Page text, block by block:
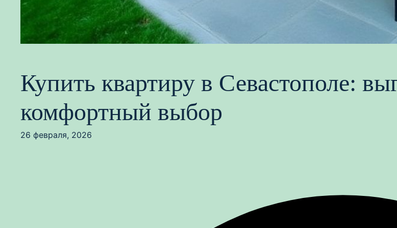
Купить квартиру в Севастополе:
комфортный выбор
26 февраля, 2026